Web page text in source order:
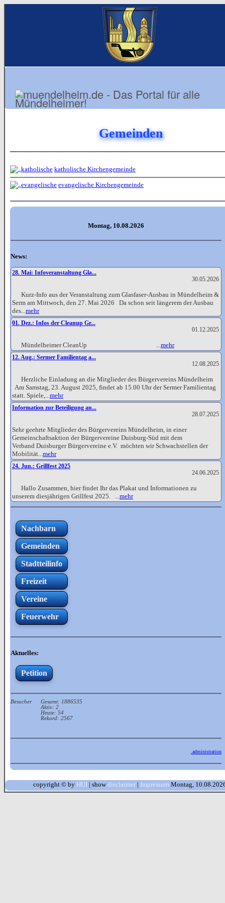
Gemeinden
katholische Kirchengemeinde
evangelische Kirchengemeinde
Montag, 10.08.2026
News:
28. Mai: Infoveranstaltung Gla...
30.05.2026
Kurz-Info aus der Veranstaltung zum Glasfaser-Ausbau in Mündelheim &
Serm am Mittwoch, den 27. Mai 2026 Da schon seit längerem der Ausbau
des...mehr
01. Dez.: Infos der Cleanup Gr...
01.12.2025
Mündelheimer CleanUp ...mehr
12. Aug.: Sermer Familientag a...
12.08.2025
Herzliche Einladung an die Mitglieder des Bürgervereins Mündelheim
Am Samstag, 23. August 2025, findet ab 15.00 Uhr der Sermer Familientag
statt. Spiele,...mehr
Information zur Beteiligung an...
28.07.2025
Sehr geehrte Mitglieder des Bürgervereins Mündelheim, in einer
Gemeinschaftsaktion der Bürgervereine Duisburg-Süd mit dem
Verband Duisburger Bürgervereine e.V. möchten wir Schwachstellen der
Mobilität...mehr
24. Jun.: Grillfest 2025
24.06.2025
Hallo Zusammen, hier findet Ihr das Plakat und Informationen zu
unserem diesjährigen Grillfest 2025. ...mehr
Nachbarn
Gemeinden
Stadtteilinfo
Freizeit
Vereine
Feuerwehr
Aktuelles:
Petition
Besucher
Gesamt: 1886535
Aktiv: 2
Heute: 54
Rekord: 2567
.administration
copyright © by HUI| showdisclaimer| Impressum Montag,